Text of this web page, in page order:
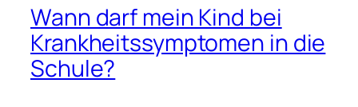
Wann darf mein Kind bei
Krankheitssymptomen in die
Schule?